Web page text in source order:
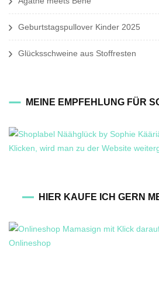
Geburtstagspullover Kinder 2025
Glücksschweine aus Stoffresten
MEINE EMPFEHLUNG FÜR
HIER KAUFE ICH GERN